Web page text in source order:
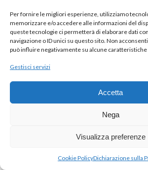
Per fornire le migliori esperienze, utilizziamo
memorizzare e/o accedere alle informazioni del
queste tecnologie ci permetterà di elaborare dati
navigazione o ID unici su questo sito. Non
può influire negativamente su alcune caratteristiche
Gestisci servizi
Accetta
Nega
Visualizza preferenze
Cookie PolicyDichiarazione sulla
MENÙ